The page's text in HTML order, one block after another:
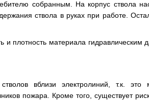
собранным. На корпус ствола
ствола в руках при работе.
плотность материала гидравлическим
вблизи электролиний, т.к. это
пожара. Кроме того, существует